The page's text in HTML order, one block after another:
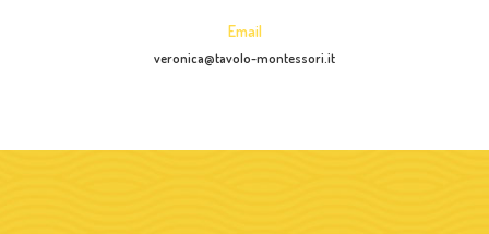
Email
veronica@tavolo-montessori.it